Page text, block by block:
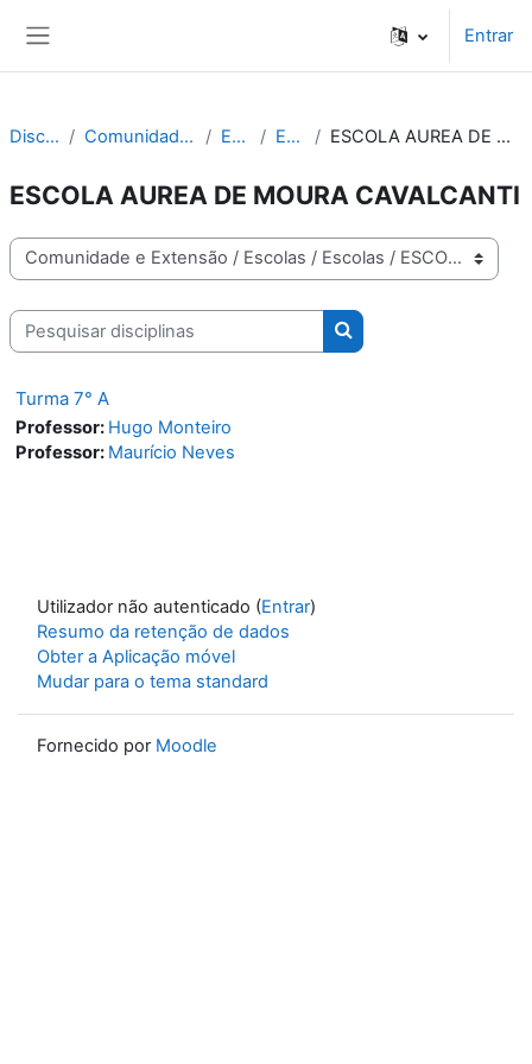
Entrar
Disciplinas Comunidade e Extensão Escolas Escolas ESCOLA AUREA DE MOURA CAVALCANTI
ESCOLA AUREA DE MOURA CAVALCANTI
Categorias de disciplinas
Pesquisar disciplinas
Pesquisar disciplinas
Turma 7° A
Professor: Hugo Monteiro
Professor: Maurício Neves
Utilizador não autenticado (Entrar)
Resumo da retenção de dados
Obter a Aplicação móvel
Mudar para o tema standard
Fornecido por Moodle